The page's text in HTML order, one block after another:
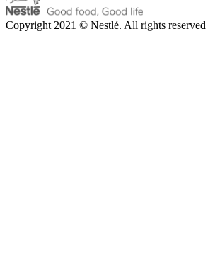
Copyright 2021 © Nestlé. All rights reserved